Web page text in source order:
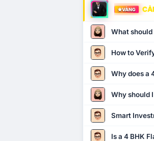
VÀNG
What
How to
Why does a
Why should
Smart
Is a 4 BHK